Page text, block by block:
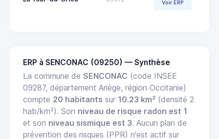
Voir ERP
ERP à SENCONAC (09250) — Synthèse
La commune de SENCONAC (code INSEE
09287, département Ariège, région Occitanie)
compte 20 habitants sur 10.23 km² (densité 2
hab/km²). Son niveau de risque radon est 1
et son niveau sismique est 3. Aucun plan de
prévention des risques (PPR) n'est actif sur